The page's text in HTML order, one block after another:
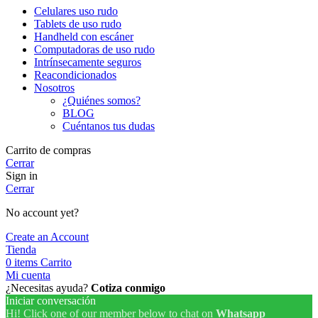
Celulares uso rudo
Tablets de uso rudo
Handheld con escáner
Computadoras de uso rudo
Intrínsecamente seguros
Reacondicionados
Nosotros
¿Quiénes somos?
BLOG
Cuéntanos tus dudas
Carrito de compras
Cerrar
Sign in
Cerrar
No account yet?
Create an Account
Tienda
0 items Carrito
Mi cuenta
¿Necesitas ayuda? Cotiza conmigo
Iniciar conversación
Hi! Click one of our member below to chat on Whatsapp